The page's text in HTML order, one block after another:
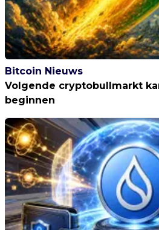
Bitcoin Nieuws
Volgende cryptobullmarkt
beginnen